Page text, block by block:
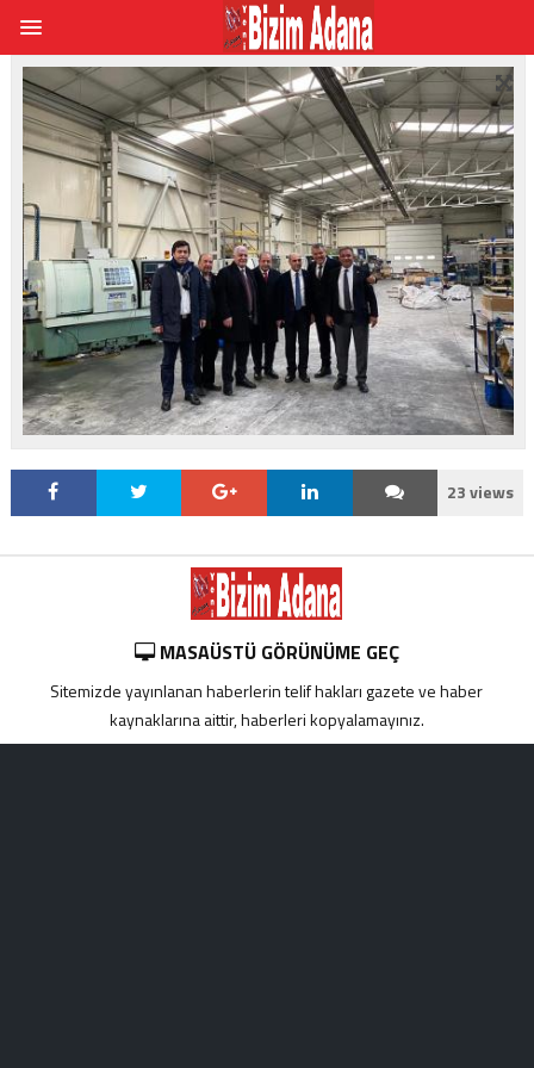
23 views
MASAÜSTÜ GÖRÜNÜME GEÇ
Sitemizde yayınlanan haberlerin telif hakları gazete ve haber
kaynaklarına aittir, haberleri kopyalamayınız.